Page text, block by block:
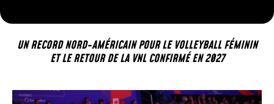
de
CENTRE VIDÉOTRON
THÉÂTRE CAPITOLE
UN RECORD NORD-AMÉRICAIN POUR LE VOLLEYBALL FÉMININ
ET LE RETOUR DE LA VNL CONFIRMÉ EN 2027